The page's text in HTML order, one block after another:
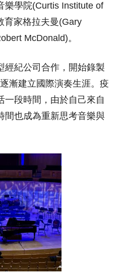
樂學院(Curtis Institute of
育家格拉夫曼(Gary
McDonald)。
經紀公司合作，開始錄製
漸建立國際演奏生涯。疫
一段時間，由於自己來自
間也成為重新思考音樂與